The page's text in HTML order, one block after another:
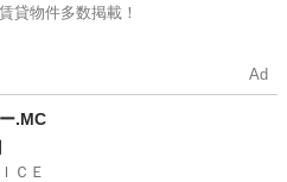
貸物件多数掲載！
Ad
.MC
ＣＥ